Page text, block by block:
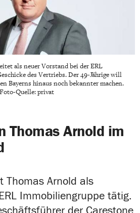
als neuer Vorstand bei der ERL
des Vertriebs. Der 49-Jährige will
Bayerns hinaus noch bekannter machen.
Foto-Quelle: privat
Thomas Arnold im
Thomas Arnold als
Immobiliengruppe tätig.